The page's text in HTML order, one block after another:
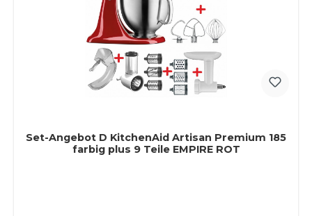
Set-Angebot D KitchenAid Artisan Premium 185
farbig plus 9 Teile EMPIRE ROT